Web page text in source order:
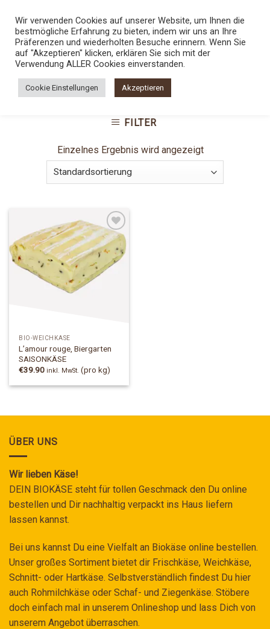
content
STARTSEITE
PRODUKTE VERSCHLAGWORTET
MIT „SAISONKÄSE“
FILTER
Einzelnes Ergebnis wird angezeigt
Add to
Wishlist
BIO-WEICHKÄSE
L’amour rouge, Biergarten
SAISONKÄSE
€39.90 inkl. MwSt. (pro kg)
ÜBER UNS
Wir lieben Käse!
DEIN BIOKÄSE steht für tollen Geschmack den Du online
bestellen und Dir nachhaltig verpackt ins Haus liefern
lassen kannst.
Bei uns kannst Du eine Vielfalt an Biokäse online bestellen.
Unser großes Sortiment bietet dir Frischkäse, Weichkäse,
Schnitt- oder Hartkäse. Selbstverständlich findest Du hier
auch Rohmilchkäse oder Schaf- und Ziegenkäse. Stöbere
doch einfach mal in unserem Onlineshop und lass Dich von
unserem Angebot überraschen.
Wir verwenden Cookies auf unserer Website, um Ihnen die
bestmögliche Erfahrung zu bieten, indem wir uns an Ihre
Präferenzen und wiederholten Besuche erinnern. Wenn Sie
auf "Akzeptieren" klicken, erklären Sie sich mit der
Verwendung ALLER Cookies einverstanden.
Cookie Einstellungen Akzeptieren